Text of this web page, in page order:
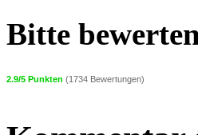
Bitte
2.9/5 Punkten (1734 Bewertungen)